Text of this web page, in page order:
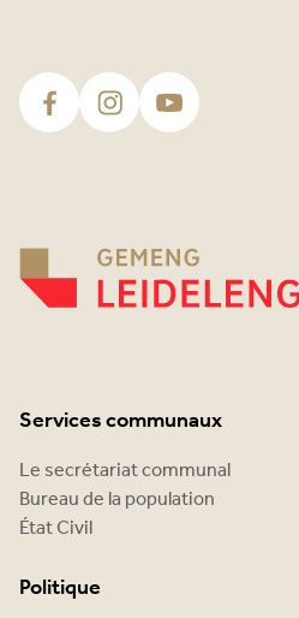
Services communaux
Le secrétariat communal
Bureau de la population
État Civil
Politique